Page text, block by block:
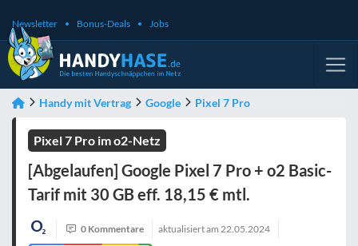
Newsletter Bonus-Deals Jobs
Handy mit Vertrag Google Pixel 7 Pro
Pixel 7 Pro im o2-Netz
[Abgelaufen] Google Pixel 7 Pro + o2 Basic-
Tarif mit 30 GB eff. 18,15 € mtl.
0 Kommentare aktualisiert am22.05.2024